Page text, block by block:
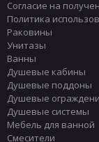
Согласие на
Политика
Раковины
Унитазы
Ванны
Душевые кабины
Душевые поддоны
Душевые
Душевые системы
Мебель для ванной
Смесители